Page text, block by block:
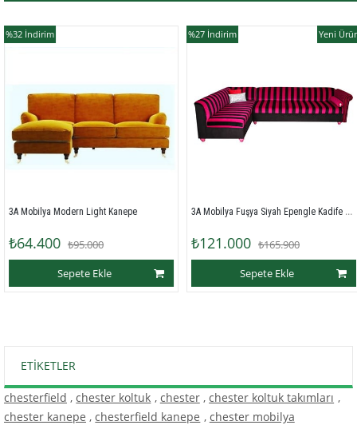
Light Kanepe
₺95.000
3A Mobilya Fuşya Siyah Epengle Kadife L Kanepe
₺121.000 ₺165.900
3A
ETIKETLER
chesterfield , chester koltuk , chester , chester koltuk takımları ,
chester kanepe , chesterfield kanepe , chester mobilya